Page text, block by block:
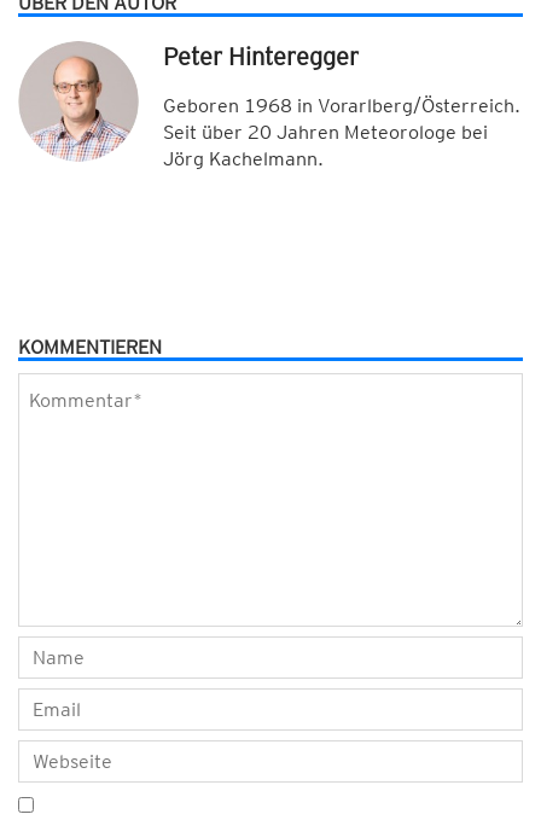
Peter Hinteregger
Geboren 1968 in Vorarlberg/Österreich.
Seit über 20 Jahren Meteorologe bei
Jörg Kachelmann.
KOMMENTIEREN